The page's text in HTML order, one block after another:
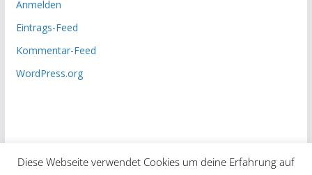
Anmelden
Eintrags-Feed
Kommentar-Feed
WordPress.org
Diese Webseite verwendet Cookies um deine Erfahrung auf